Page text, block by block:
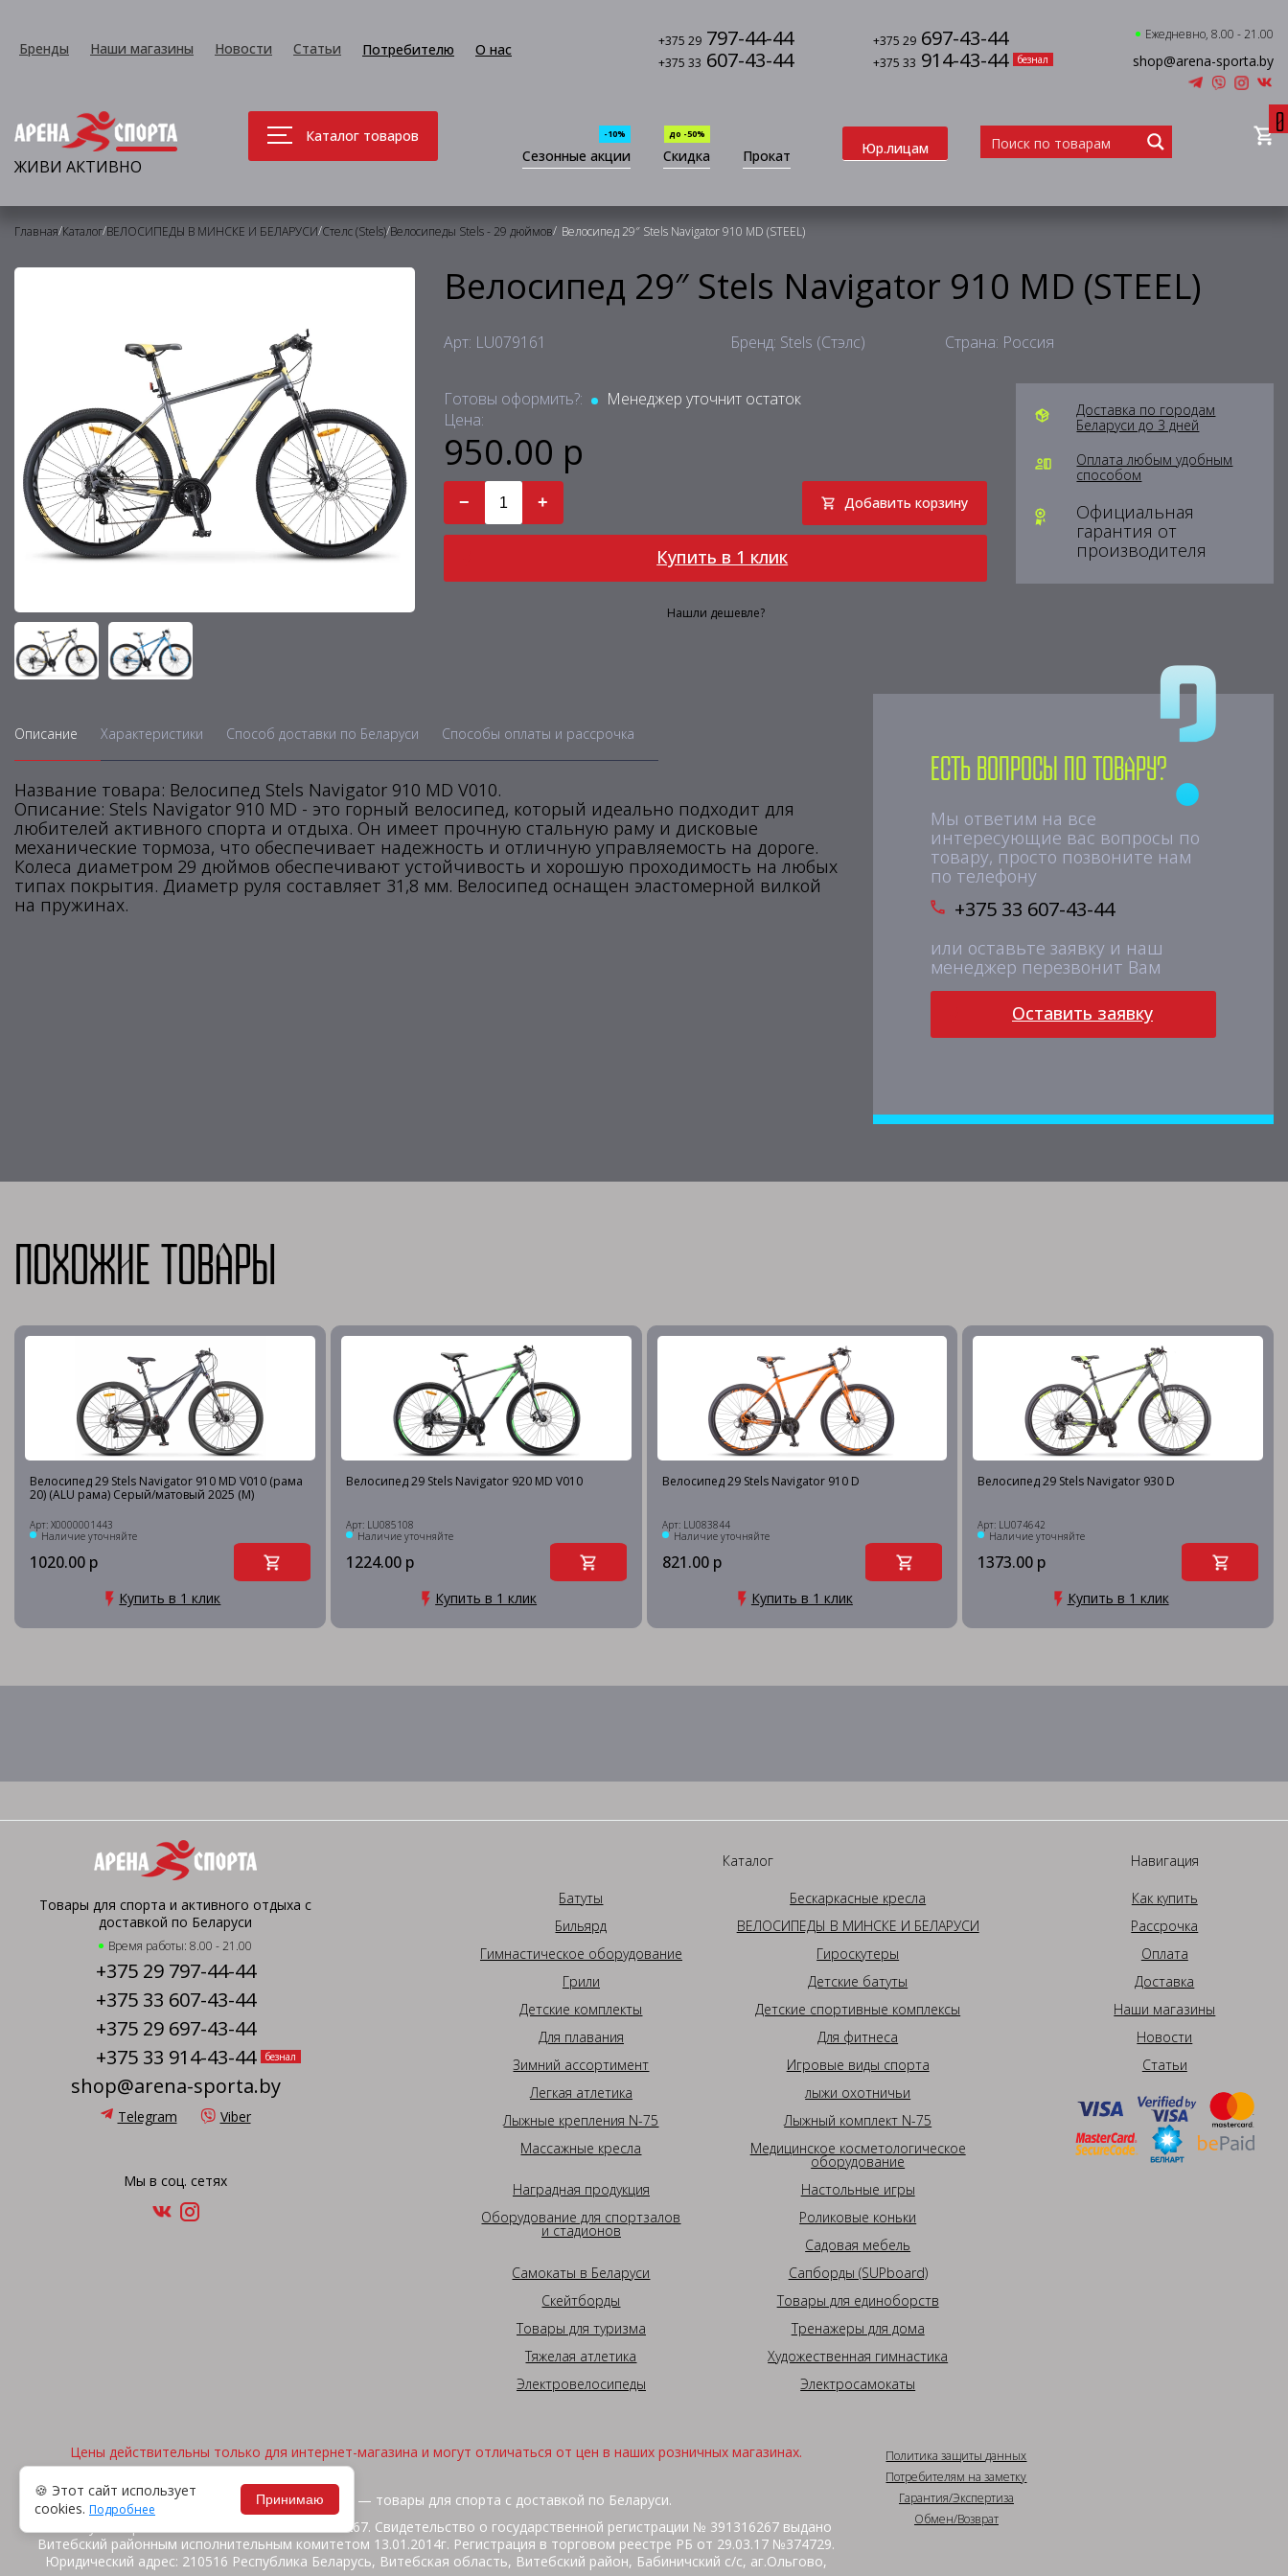
Бренды Наши магазины Новости Статьи Потребителю О нас +375 29 797-44-44 +375 29 697-43-44
+375 33 607-43-44 +375 33 914-43-44 безнал
Ежедневно, 8.00 - 21.00
shop@arena-sporta.by
ЖИВИ АКТИВНО
Каталог товаров
Сезонные акции
-10%
Скидка
до -50%
Прокат Юр.лицам
0
Главная/Каталог/ВЕЛОСИПЕДЫ В МИНСКЕ И БЕЛАРУСИ/Стелс (Stels)/Велосипеды Stels - 29 дюймов/ Велосипед 29″ Stels Navigator 910 MD (STEEL)
Велосипед 29″ Stels Navigator 910 MD (STEEL)
Арт: LU079161 Бренд: Stels (Стэлс) Страна: Россия
Готовы оформить?:
Менеджер уточнит остаток
Цена:
950.00 р
− + Добавить корзину
Купить в 1 клик
Нашли дешевле?
Доставка по городам
Беларуси до 3 дней
Оплата любым удобным
способом
Официальная
гарантия от
производителя
Описание Характеристики Способ доставки по Беларуси Способы оплаты и рассрочка
Название товара: Велосипед Stels Navigator 910 MD V010.
Описание: Stels Navigator 910 MD - это горный велосипед, который идеально подходит для
любителей активного спорта и отдыха. Он имеет прочную стальную раму и дисковые
механические тормоза, что обеспечивает надежность и отличную управляемость на дороге.
Колеса диаметром 29 дюймов обеспечивают устойчивость и хорошую проходимость на любых
типах покрытия. Диаметр руля составляет 31,8 мм. Велосипед оснащен эластомерной вилкой
на пружинах.
Есть вопросы по товару?
Мы ответим на все
интересующие вас вопросы по
товару, просто позвоните нам
по телефону
+375 33 607-43-44
или оставьте заявку и наш
менеджер перезвонит Вам
Оставить заявку
Похожие товары
Велосипед 29 Stels Navigator 910 MD V010 (рама
20) (ALU рама) Серый/матовый 2025 (М)
Арт: X0000001443
Наличие уточняйте
1020.00 р
Купить в 1 клик
Велосипед 29 Stels Navigator 920 MD V010
Арт: LU085108
Наличие уточняйте
1224.00 р
Купить в 1 клик
Велосипед 29 Stels Navigator 910 D
Арт: LU083844
Наличие уточняйте
821.00 р
Купить в 1 клик
Велосипед 29 Stels Navigator 930 D
Арт: LU074642
Наличие уточняйте
1373.00 р
Купить в 1 клик
Товары для спорта и активного отдыха с
доставкой по Беларуси
Время работы: 8.00 - 21.00
+375 29 797-44-44
+375 33 607-43-44
+375 29 697-43-44
+375 33 914-43-44
безнал
shop@arena-sporta.by
Telegram Viber
Мы в соц. сетях
Каталог
Батуты
Бескаркасные кресла
Бильярд
ВЕЛОСИПЕДЫ В МИНСКЕ И БЕЛАРУСИ
Гимнастическое оборудование
Гироскутеры
Грили
Детские батуты
Детские комплекты
Детские спортивные комплексы
Для плавания
Для фитнеса
Зимний ассортимент
Игровые виды спорта
Легкая атлетика
лыжи охотничьи
Лыжные крепления N-75
Лыжный комплект N-75
Массажные кресла
Медицинское косметологическое
оборудование
Наградная продукция
Настольные игры
Оборудование для спортзалов
и стадионов
Роликовые коньки
Садовая мебель
Самокаты в Беларуси
Сапборды (SUPboard)
Скейтборды
Товары для единоборств
Товары для туризма
Тренажеры для дома
Тяжелая атлетика
Художественная гимнастика
Электровелосипеды
Электросамокаты
Навигация
Как купить
Рассрочка
Оплата
Доставка
Наши магазины
Новости
Статьи
Цены действительны только для интернет-магазина и могут отличаться от цен в наших розничных магазинах.
2026, © "Арена спорта" — товары для спорта с доставкой по Беларуси.
ИП Жакуть Вероника Витальевна. УНП 391316267. Свидетельство о государственной регистрации № 391316267 выдано
Витебский районным исполнительным комитетом 13.01.2014г. Регистрация в торговом реестре РБ от 29.03.17 №374729.
Юридический адрес: 210516 Республика Беларусь, Витебская область, Витебский район, Бабиничский с/с, аг.Ольгово,
Политика защиты данных
Потребителям на заметку
Гарантия/Экспертиза
Обмен/Возврат
🍪 Этот сайт использует
cookies. Подробнее
Принимаю